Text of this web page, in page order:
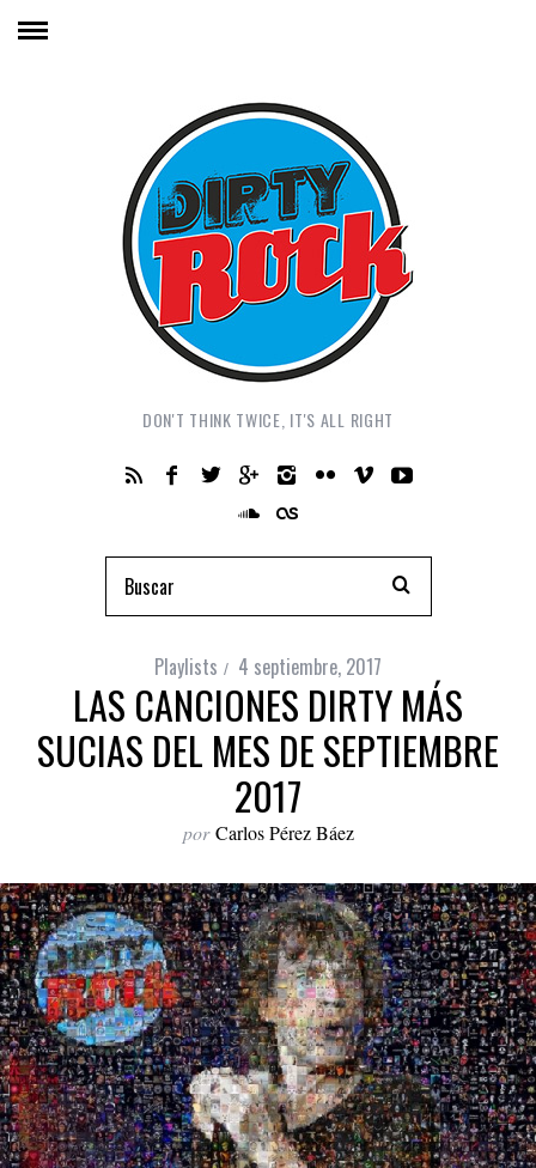
DON'T THINK TWICE, IT'S ALL RIGHT
Playlists 4 septiembre, 2017
LAS CANCIONES DIRTY MÁS
SUCIAS DEL MES DE SEPTIEMBRE
2017
por Carlos Pérez Báez